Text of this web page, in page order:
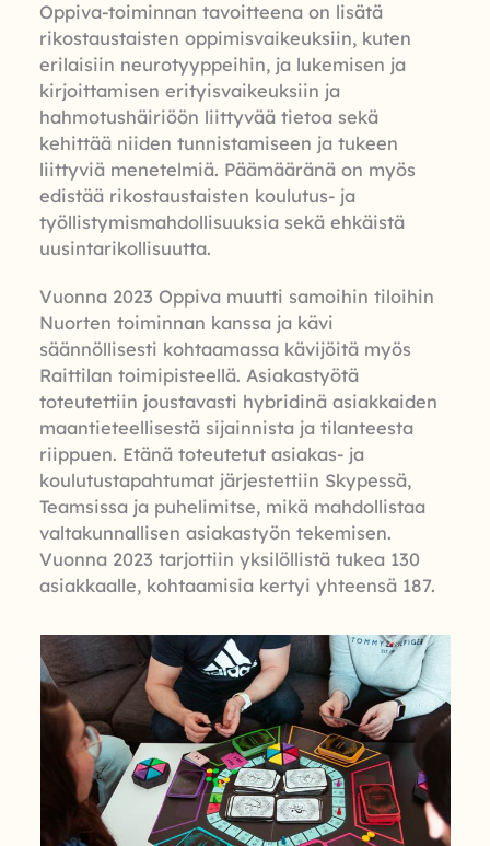
Oppiva-toiminnan tavoitteena on lisätä
rikostaustaisten oppimisvaikeuksiin, kuten
erilaisiin neurotyyppeihin, ja lukemisen ja
kirjoittamisen erityisvaikeuksiin ja
hahmotushäiriöön liittyvää tietoa sekä
kehittää niiden tunnistamiseen ja tukeen
liittyviä menetelmiä. Päämääränä on myös
edistää rikostaustaisten koulutus- ja
työllistymismahdollisuuksia sekä ehkäistä
uusintarikollisuutta.
Vuonna 2023 Oppiva muutti samoihin tiloihin
Nuorten toiminnan kanssa ja kävi
säännöllisesti kohtaamassa kävijöitä myös
Raittilan toimipisteellä. Asiakastyötä
toteutettiin joustavasti hybridinä asiakkaiden
maantieteellisestä sijainnista ja tilanteesta
riippuen. Etänä toteutetut asiakas- ja
koulutustapahtumat järjestettiin Skypessä,
Teamsissa ja puhelimitse, mikä mahdollistaa
valtakunnallisen asiakastyön tekemisen.
Vuonna 2023 tarjottiin yksilöllistä tukea 130
asiakkaalle, kohtaamisia kertyi yhteensä 187.